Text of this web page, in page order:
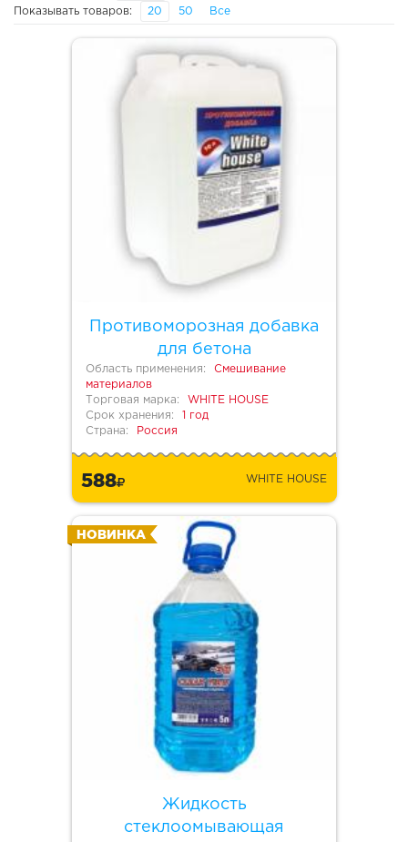
Показывать товаров: 20 50 Все
Противоморозная добавка
для бетона
Область применения:
Смешивание
материалов
Торговая марка:
WHITE HOUSE
Срок хранения:
1 год
Страна:
Россия
588 WHITE HOUSE
Жидкость
стеклоомывающая
НОВИНКА